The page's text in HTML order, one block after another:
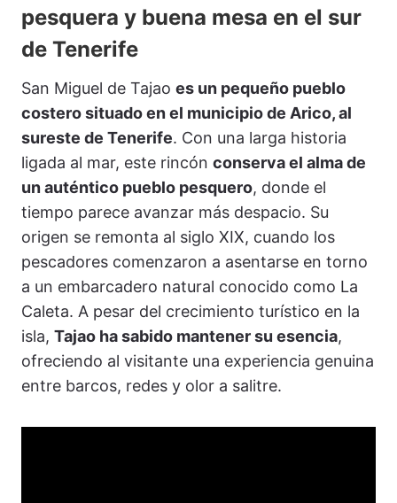
pesquera y buena mesa en el sur
de Tenerife
San Miguel de Tajao es un pequeño pueblo
costero situado en el municipio de Arico, al
sureste de Tenerife. Con una larga historia
ligada al mar, este rincón conserva el alma de
un auténtico pueblo pesquero, donde el
tiempo parece avanzar más despacio. Su
origen se remonta al siglo XIX, cuando los
pescadores comenzaron a asentarse en torno
a un embarcadero natural conocido como La
Caleta. A pesar del crecimiento turístico en la
isla, Tajao ha sabido mantener su esencia,
ofreciendo al visitante una experiencia genuina
entre barcos, redes y olor a salitre.